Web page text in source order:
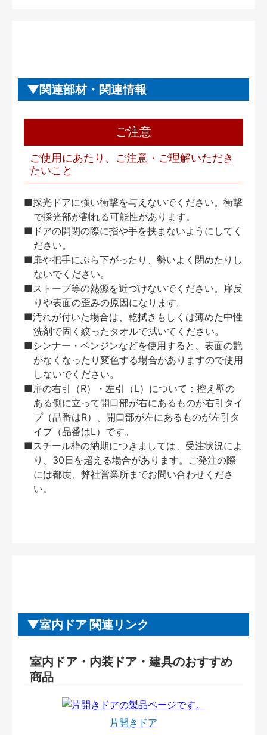
関連部材・関連情報
ご注意
ご使用にあたり、ご注意・ご理解いただき
たいこと
■採光ドアに強い衝撃を与えないでください。衝撃
で採光部が割れる可能性があります。
■ドアの開閉の際に指や手を挟まないようにしてく
ださい。
■扉や把手にぶら下がったり、勢いよく閉めたりし
ないでください。
■ストーブ等の熱源を近づけないでください。扉反
りや表面の歪みの原因になります。
■汚れが付いた場合は、乾拭きもしくは薄めた中性
洗剤で固く絞ったタオルで拭いてください。
■シンナー・ベンジンなどを使用すると、表面の艶
がなくなったり変色する場合がありますので使用
しないでください。
■扉の右引（R）・左引（L）について：控え壁の
ある側に立って開口部が右にあるものが右引タイ
プ（品番はR）、開口部が左にあるものが左引タ
イプ（品番はL）です。
■スチール枠の納期につきましては、受注状況によ
り、30日を超える場合があります。ご発注の際
には都度、弊社営業所までお問い合わせくださ
い。
室内ドア 関連リンク
室内ドア・内装ドア・建具のおすすめ
商品
片開きドア